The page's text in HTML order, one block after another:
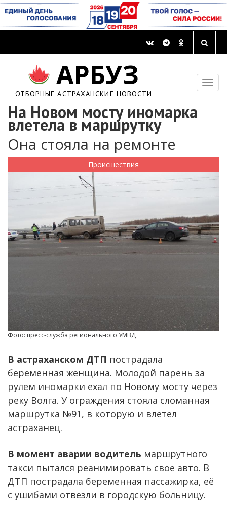
АРБУЗ
ОТБОРНЫЕ АСТРАХАНСКИЕ НОВОСТИ
На Новом мосту иномарка
влетела в маршрутку
Она стояла на ремонте
Происшествия
Фото: пресс-служба регионального УМВД
В астраханском ДТП пострадала
беременная женщина. Молодой парень за
рулем иномарки ехал по Новому мосту через
реку Волга. У ограждения стояла сломанная
маршрутка №91, в которую и влетел
астраханец.
В момент аварии водитель маршрутного
такси пытался реанимировать свое авто. В
ДТП пострадала беременная пассажирка, её
с ушибами отвезли в городскую больницу.